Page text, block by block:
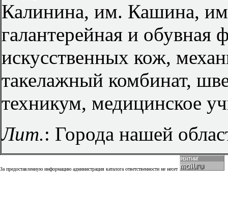
Калинина, им. Кашина,
галантерейная и
искусственных кож,
такелажный комбинат,
техникум, медицинское
Лит.: Города нашей
За предоставленную информацию администрация каталога ответственности не несет